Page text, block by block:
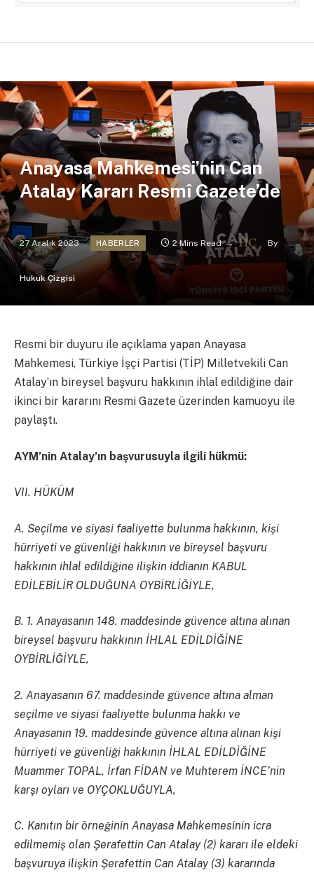
Anayasa Mahkemesi’nin Can
Atalay Kararı Resmî Gazete’de
27 Aralık 2023 HABERLER 2 Mins Read By
Hukuk Çizgisi
Resmi bir duyuru ile açıklama yapan Anayasa
Mahkemesi, Türkiye İşçi Partisi (TİP) Milletvekili Can
Atalay’ın bireysel başvuru hakkının ihlal edildiğine dair
ikinci bir kararını Resmi Gazete üzerinden kamuoyu ile
paylaştı.
AYM’nin Atalay’ın başvurusuyla ilgili hükmü:
VII. HÜKÜM
A. Seçilme ve siyasi faaliyette bulunma hakkının, kişi
hürriyeti ve güvenliği hakkının ve bireysel başvuru
hakkının ihlal edildiğine ilişkin iddianın KABUL
EDİLEBİLİR OLDUĞUNA OYBİRLİĞİYLE,
B. 1. Anayasanın 148. maddesinde güvence altına alınan
bireysel başvuru hakkının İHLAL EDİLDİĞİNE
OYBİRLİĞİYLE,
2. Anayasanın 67. maddesinde güvence altına alman
seçilme ve siyasi faaliyette bulunma hakkı ve
Anayasanın 19. maddesinde güvence altına alınan kişi
hürriyeti ve güvenliği hakkının İHLAL EDİLDİĞİNE
Muammer TOPAL, İrfan FİDAN ve Muhterem İNCE’nin
karşı oyları ve OYÇOKLUĞUYLA,
C. Kanıtın bir örneğinin Anayasa Mahkemesinin icra
edilmemiş olan Şerafettin Can Atalay (2) kararı ile eldeki
başvuruya ilişkin Şerafettin Can Atalay (3) kararında